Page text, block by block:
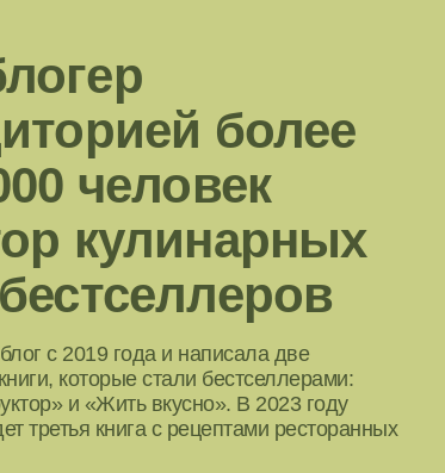
с 2019 года и написала две
которые стали бестселлерами:
и «Жить вкусно». В 2023 году
третья книга с рецептами ресторанных
более
человек
кулинарных